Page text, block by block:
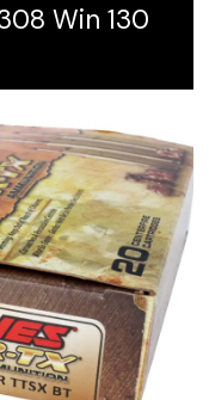
Win 130